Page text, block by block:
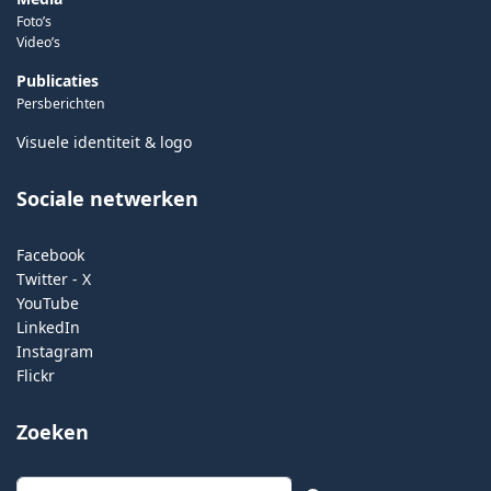
Foto’s
Video’s
Publicaties
Persberichten
Visuele identiteit & logo
Sociale netwerken
Facebook
Twitter - X
YouTube
LinkedIn
Instagram
Flickr
Zoeken